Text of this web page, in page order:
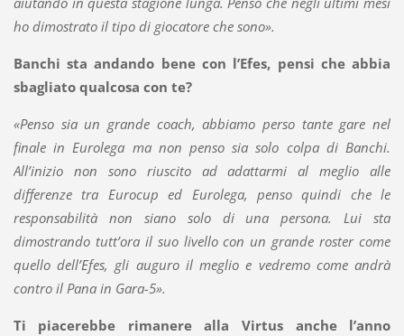
ho dimostrato il tipo di giocatore che sono».
Banchi sta andando bene con l’Efes, pensi che abbia
sbagliato qualcosa con te?
«Penso sia un grande coach, abbiamo perso tante gare nel
finale in Eurolega ma non penso sia solo colpa di Banchi.
All’inizio non sono riuscito ad adattarmi al meglio alle
differenze tra Eurocup ed Eurolega, penso quindi che le
responsabilità non siano solo di una persona. Lui sta
dimostrando tutt’ora il suo livello con un grande roster come
quello dell’Efes, gli auguro il meglio e vedremo come andrà
contro il Pana in Gara-5».
Ti piacerebbe rimanere alla Virtus anche l’anno